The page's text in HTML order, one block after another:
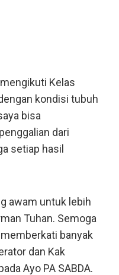
Kelas
kondisi tubuh
bisa
dari
setiap hasil
awam untuk lebih
Tuhan. Semoga
banyak
dan Kak
Ayo PA SABDA.